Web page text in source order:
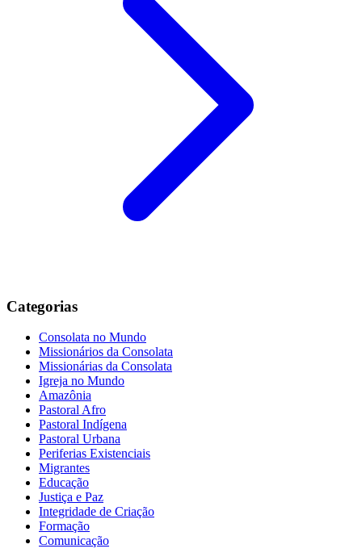
Categorias
Consolata no Mundo
Missionários da Consolata
Missionárias da Consolata
Igreja no Mundo
Amazônia
Pastoral Afro
Pastoral Indígena
Pastoral Urbana
Periferias Existenciais
Migrantes
Educação
Justiça e Paz
Integridade de Criação
Formação
Comunicação